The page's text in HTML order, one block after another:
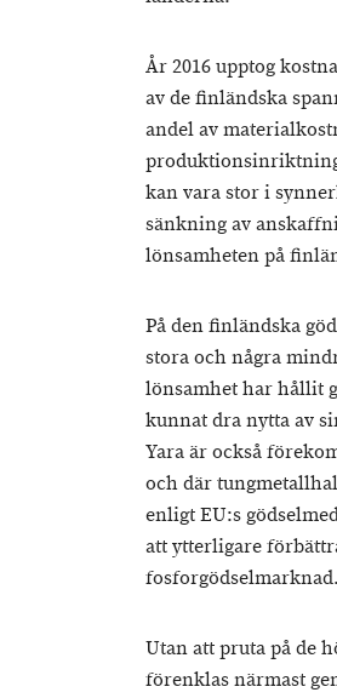
År 2016 upptog
av de finländska
andel av
kan vara stor i
sänkning av
lönsamheten på
På den finländska
stora och några
lönsamhet har hållit
kunnat dra nytta av
Yara är också
och där
enligt EU:s
att ytterligare
fosforgödselmarknad.
Utan att pruta på de
förenklas närmast